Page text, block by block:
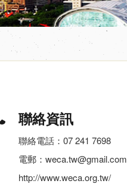
聯絡資訊
聯絡電話：07 241 7698
電郵：weca.tw@gmail.com
http://www.weca.org.tw/